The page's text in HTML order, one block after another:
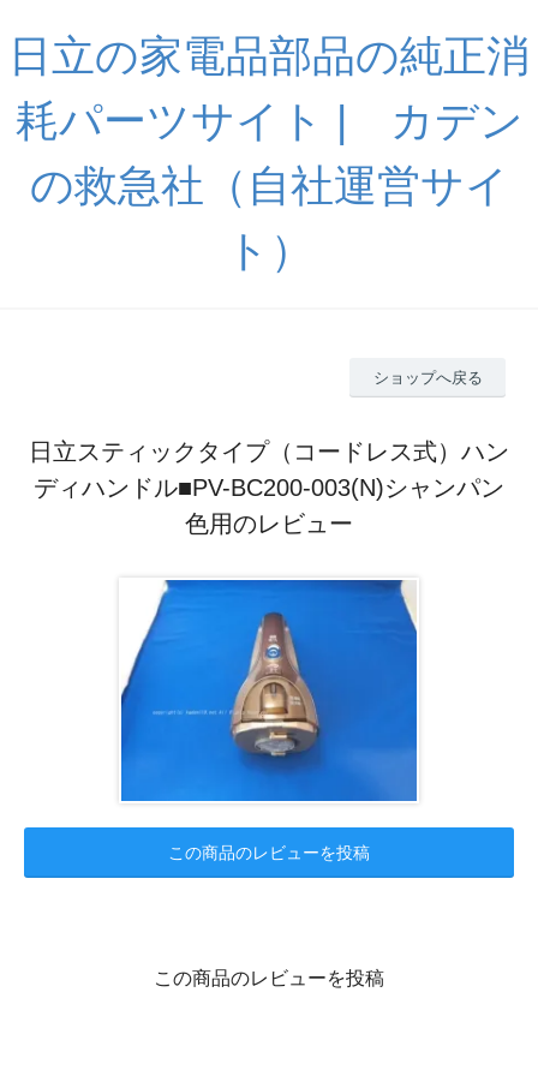
日立の家電品部品の純正消
耗パーツサイト | カデン
の救急社（自社運営サイ
ト）
ショップへ戻る
日立スティックタイプ（コードレス式）ハン
ディハンドル■PV-BC200-003(N)シャンパン
色用のレビュー
この商品のレビューを投稿
この商品のレビューを投稿